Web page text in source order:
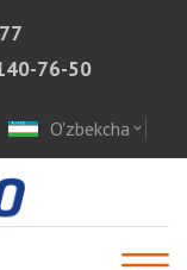
76-50
O'zbekcha expand_more